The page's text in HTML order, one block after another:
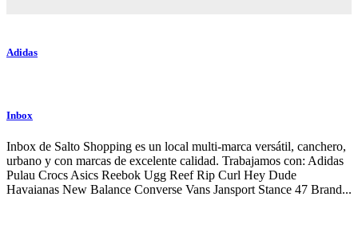
Adidas
Inbox
Inbox de Salto Shopping es un local multi-marca versátil, canchero,
urbano y con marcas de excelente calidad. Trabajamos con: Adidas
Pulau Crocs Asics Reebok Ugg Reef Rip Curl Hey Dude
Havaianas New Balance Converse Vans Jansport Stance 47 Brand...